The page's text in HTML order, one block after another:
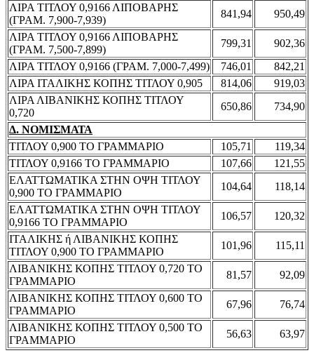
ΛΙΡΑ ΤΙΤΛΟΥ 0,9166 ΛΙΠΟΒΑΡΗΣ
(ΓΡΑΜ. 7,900-7,939)
841,94
950,49
ΛΙΡΑ ΤΙΤΛΟΥ 0,9166 ΛΙΠΟΒΑΡΗΣ
(ΓΡΑΜ. 7,500-7,899)
799,31
902,36
ΛΙΡΑ ΤΙΤΛΟΥ 0,9166 (ΓΡΑΜ. 7,000-7,499)
746,01
842,21
ΛΙΡΑ ΙΤΑΛΙΚΗΣ ΚΟΠΗΣ ΤΙΤΛΟΥ 0,905
814,06
919,03
ΛΙΡΑ ΛΙΒΑΝΙΚΗΣ ΚΟΠΗΣ ΤΙΤΛΟΥ
0,720
650,86
734,90
Δ. ΝΟΜΙΣΜΑΤΑ
ΤΙΤΛΟΥ 0,900 ΤΟ ΓΡΑΜΜΑΡΙΟ
105,71
119,34
ΤΙΤΛΟΥ 0,9166 ΤΟ ΓΡΑΜΜΑΡΙΟ
107,66
121,55
ΕΛΑΤΤΩΜΑΤΙΚΑ ΣΤΗΝ ΟΨΗ ΤΙΤΛΟΥ
0,900 ΤΟ ΓΡΑΜΜΑΡΙΟ
104,64
118,14
ΕΛΑΤΤΩΜΑΤΙΚΑ ΣΤΗΝ ΟΨΗ ΤΙΤΛΟΥ
0,9166 ΤΟ ΓΡΑΜΜΑΡΙΟ
106,57
120,32
ΙΤΑΛΙΚΗΣ ή ΛΙΒΑΝΙΚΗΣ ΚΟΠΗΣ
ΤΙΤΛΟΥ 0,900 ΤΟ ΓΡΑΜΜΑΡΙΟ
101,96
115,11
ΛΙΒΑΝΙΚΗΣ ΚΟΠΗΣ ΤΙΤΛΟΥ 0,720 ΤΟ
ΓΡΑΜΜΑΡΙΟ
81,57
92,09
ΛΙΒΑΝΙΚΗΣ ΚΟΠΗΣ ΤΙΤΛΟΥ 0,600 ΤΟ
ΓΡΑΜΜΑΡΙΟ
67,96
76,74
ΛΙΒΑΝΙΚΗΣ ΚΟΠΗΣ ΤΙΤΛΟΥ 0,500 ΤΟ
ΓΡΑΜΜΑΡΙΟ
56,63 63,97